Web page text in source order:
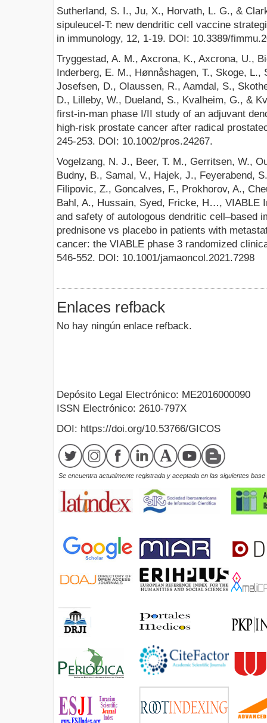
Sutherland, S. I., Ju, X., Horvath, L. G., &
sipuleucel-T: new dendritic cell vaccine
in immunology, 12, 1-19. DOI: 10.3389/
Tryggestad, A. M., Axcrona, K., Axcrona, U.,
Inderberg, E. M., Hønnåshagen, T., Skoge,
Josefsen, D., Olaussen, R., Aamdal, S.,
D., Lilleby, W., Dueland, S., Kvalheim, G., &
first‐in‐man phase I/II study of an adjuvant
high‐risk prostate cancer after radical
245-253. DOI: 10.1002/pros.24267.
Vogelzang, N. J., Beer, T. M., Gerritsen, W.,
Budny, B., Samal, V., Hajek, J., Feyerabend,
Filipovic, Z., Goncalves, F., Prokhorov, A.,
Bahl, A., Hussain, Syed, Fricke, H…, VIABLE
and safety of autologous dendritic cell–based
prednisone vs placebo in patients with
cancer: the VIABLE phase 3 randomized
546-552. DOI: 10.1001/jamaoncol.2021.7298
Enlaces refback
No hay ningún enlace refback.
Depósito Legal Electrónico: ME2016000090
ISSN Electrónico: 2610-797X
DOI: https://doi.org/10.53766/GICOS
Se encuentra actualmente registrada y aceptada en las siguientes